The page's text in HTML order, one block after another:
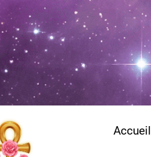
Accueil